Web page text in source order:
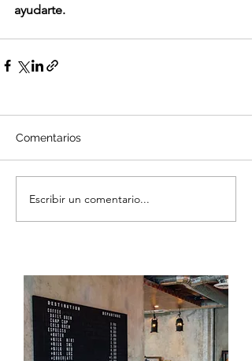
ayudarte.
Comentarios
Escribir un comentario...